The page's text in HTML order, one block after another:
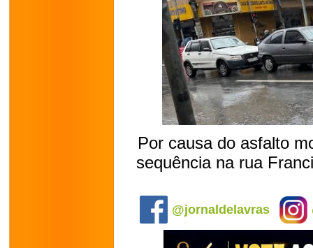
Por causa do asfalto
sequência na rua
@jornaldelavras